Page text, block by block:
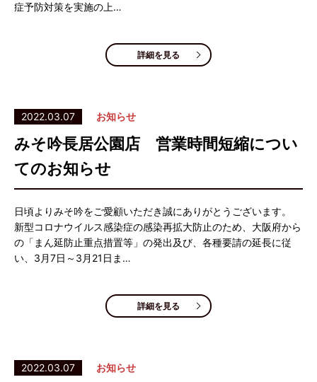
症予防対策を実施の上…
詳細を見る
2022.03.07 お知らせ
みそ吟長居公園店 営業時間短縮につい
てのお知らせ
日頃よりみそ吟をご愛顧いただき誠にありがとうございます。
新型コロナウイルス感染症の感染再拡大防止のため、大阪府から
の「まん延防止重点措置等」の発出及び、各種要請の延長に従
い、3月7日～3月21日ま…
詳細を見る
2022.03.07 お知らせ